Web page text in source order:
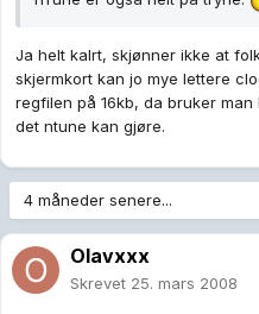
Ja helt kalrt, skjønner ikke at
skjermkort kan jo mye lettere
regfilen på 16kb, da bruker
det ntune kan gjøre.
4 måneder senere...
Olavxxx
Skrevet 25. mars 2008